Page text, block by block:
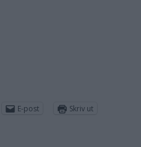
E-post Skriv ut